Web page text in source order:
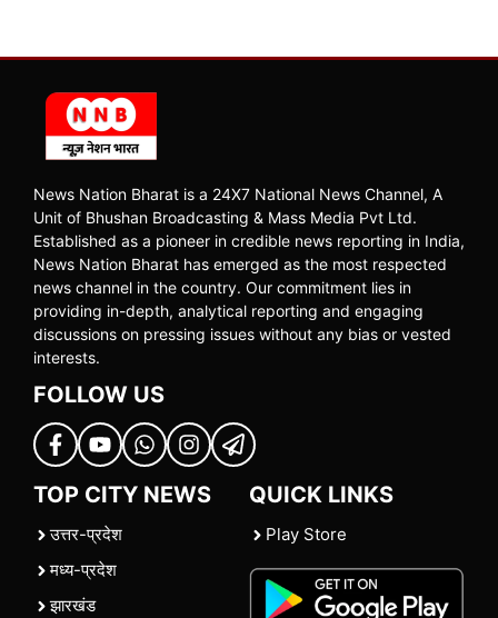
News Nation Bharat is a 24X7 National News Channel, A
Unit of Bhushan Broadcasting & Mass Media Pvt Ltd.
Established as a pioneer in credible news reporting in India,
News Nation Bharat has emerged as the most respected
news channel in the country. Our commitment lies in
providing in-depth, analytical reporting and engaging
discussions on pressing issues without any bias or vested
interests.
FOLLOW US
TOP CITY NEWS
उत्तर-प्रदेश
मध्य-प्रदेश
झारखंड
QUICK LINKS
Play Store